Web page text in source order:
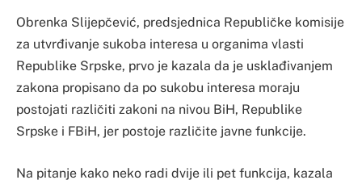
Obrenka Slijepčević, predsjednica Republičke komisije
za utvrđivanje sukoba interesa u organima vlasti
Republike Srpske, prvo je kazala da je usklađivanjem
zakona propisano da po sukobu interesa moraju
postojati različiti zakoni na nivou BiH, Republike
Srpske i FBiH, jer postoje različite javne funkcije.
Na pitanje kako neko radi dvije ili pet funkcija, kazala